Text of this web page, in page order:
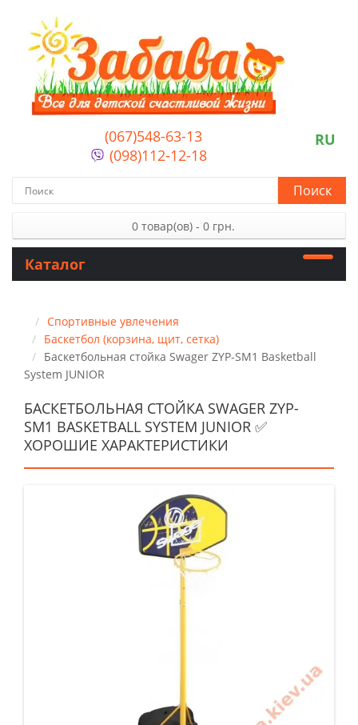
(067)548-63-13
(098)112-12-18
RU
Поиск
0 товар(ов) - 0 грн.
Каталог
Спортивные увлечения
Баскетбол (корзина, щит, сетка)
Баскетбольная стойка Swager ZYP-SM1 Basketball
System JUNIOR
БАСКЕТБОЛЬНАЯ СТОЙКА SWAGER ZYP-
SM1 BASKETBALL SYSTEM JUNIOR ✅
ХОРОШИЕ ХАРАКТЕРИСТИКИ